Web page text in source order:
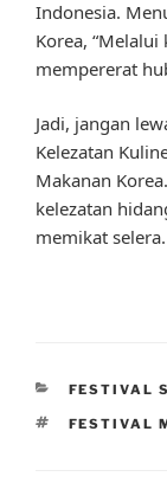
Indonesia.
Korea,
mempererat
Jadi, jangan
Kelezatan
Makanan
kelezatan
memikat
FESTIVAL
TAGS
FESTIVAL